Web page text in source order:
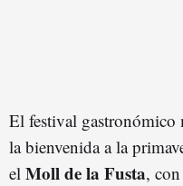
El festival gastronómico
la bienvenida a la
el Moll de la Fusta,